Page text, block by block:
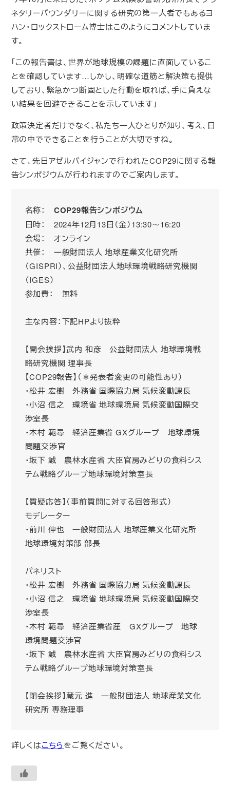
ネタリーバウンダリーに関する研究の第一人者でもあるヨ
ハン・ロックストローム博士はこのようにコメントしていま
す。
「この報告書は、世界が地球規模の課題に直面しているこ
とを確認しています…しかし、明確な道筋と解決策も提供
しており、緊急かつ断固とした行動を取れば、手に負えな
い結果を回避できることを示しています」
政策決定者だけでなく、私たち一人ひとりが知り、考え、日
常の中でできることを行うことが大切ですね。
さて、先日アゼルバイジャンで行われたCOP29に関する報
告シンポジウムが行われますのでご案内します。
名称： COP29報告シンポジウム
日時： 2024年12月13日（金）13:30～16:20
会場： オンライン
共催： 一般財団法人 地球産業文化研究所
（GISPRI）、公益財団法人地球環境戦略研究機関
（IGES）
参加費： 無料
主な内容：下記HPより抜粋
【開会挨拶】武内 和彦 公益財団法人 地球環境戦
略研究機関 理事長
【COP29報告】（＊発表者変更の可能性あり）
・松井 宏樹 外務省 国際協力局 気候変動課長
・小沼 信之 環境省 地球環境局 気候変動国際交
渉室長
・木村 範尋 経済産業省 GXグループ 地球環境
問題交渉官
・坂下 誠 農林水産省 大臣官房みどりの食料シス
テム戦略グループ地球環境対策室長
【質疑応答】（事前質問に対する回答形式）
モデレーター
・前川 伸也 一般財団法人 地球産業文化研究所
地球環境対策部 部長
パネリスト
・松井 宏樹 外務省 国際協力局 気候変動課長
・小沼 信之 環境省 地球環境局 気候変動国際交
渉室長
・木村 範尋 経済産業省産 GXグループ 地球
環境問題交渉官
・坂下 誠 農林水産省 大臣官房みどりの食料シス
テム戦略グループ地球環境対策室長
【閉会挨拶】蔵元 進 一般財団法人 地球産業文化
研究所 専務理事
詳しくはこちらをご覧ください。